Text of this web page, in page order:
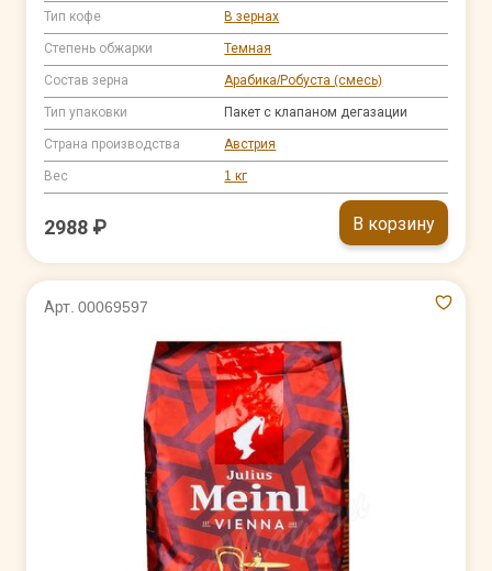
Тип кофе В зернах
Степень обжарки Темная
Состав зерна Арабика/Робуста (смесь)
Тип упаковки Пакет с клапаном дегазации
Страна производства Австрия
Вес 1 кг
2988 ₽ В корзину
Арт. 00069597